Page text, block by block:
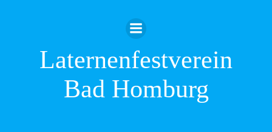
Inhalt
springen
Laternenfestverein
Bad Homburg